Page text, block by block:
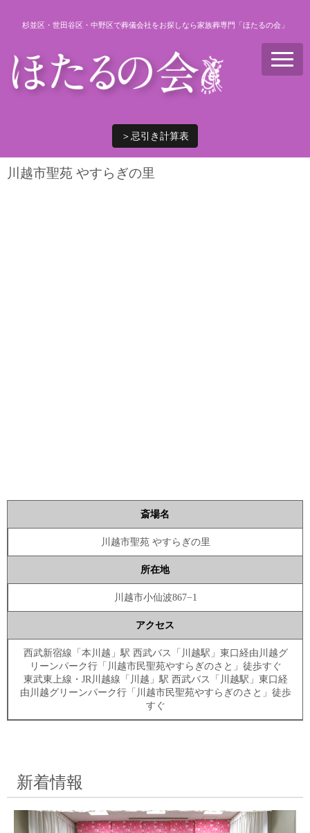
杉並区・世田谷区・中野区で葬儀会社をお探しなら家族葬専門「ほたるの会」
N
a
v
n
＞忌引き計算表
川越市聖苑 やすらぎの里
斎場名
川越市聖苑 やすらぎの里
所在地
川越市小仙波867−1
アクセス
西武新宿線「本川越」駅 西武バス「川越駅」東口経由川越グ
リーンパーク行「川越市民聖苑やすらぎのさと」徒歩すぐ
東武東上線・JR川越線「川越」駅 西武バス「川越駅」東口経
由川越グリーンパーク行「川越市民聖苑やすらぎのさと」徒歩
すぐ
新着情報